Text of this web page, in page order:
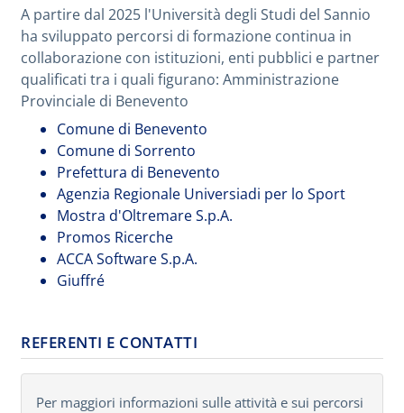
A partire dal 2025 l'Università degli Studi del Sannio
ha sviluppato percorsi di formazione continua in
collaborazione con istituzioni, enti pubblici e partner
qualificati tra i quali figurano: Amministrazione
Provinciale di Benevento
Comune di Benevento
Comune di Sorrento
Prefettura di Benevento
Agenzia Regionale Universiadi per lo Sport
Mostra d'Oltremare S.p.A.
Promos Ricerche
ACCA Software S.p.A.
Giuffré
REFERENTI E CONTATTI
Per maggiori informazioni sulle attività e sui percorsi